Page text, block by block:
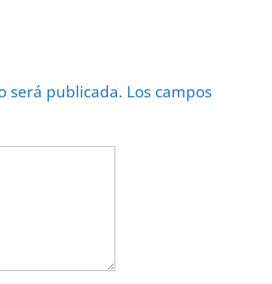
será publicada. Los campos